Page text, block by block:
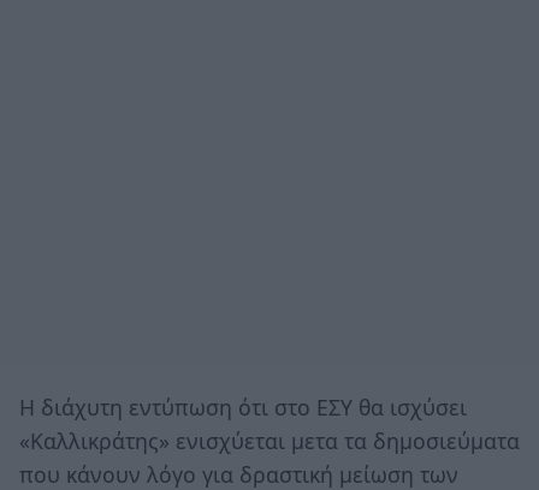
Η διάχυτη εντύπωση ότι στο ΕΣΥ θα ισχύσει
«Καλλικράτης» ενισχύεται μετα τα δημοσιεύματα
που κάνουν λόγο για δραστική μείωση των